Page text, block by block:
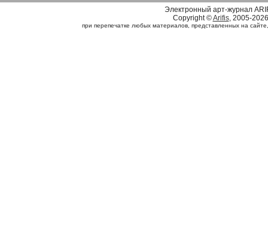
Электронный арт-журнал
Copyright ©Arifis, 2005-2026
при перепечатке любых материалов, представленных на